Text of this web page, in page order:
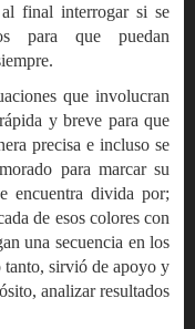
final interrogar si se
para que puedan
que involucran
y breve para que
precisa e incluso se
para marcar su
encuentra divida por;
de esos colores con
una secuencia en los
tanto, sirvió de apoyo y
analizar resultados